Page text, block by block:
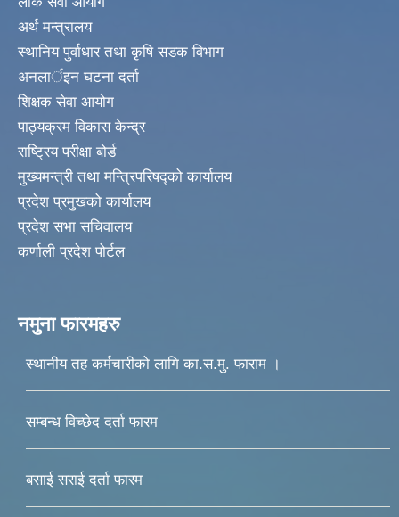
अर्थ मन्त्रालय
स्थानिय पुर्वाधार तथा कृषि सडक विभाग
अनलार्इन घटना दर्ता
शिक्षक सेवा आयोग
पाठ्यक्रम विकास केन्द्र
राष्ट्रिय परीक्षा बोर्ड
मुख्यमन्त्री तथा मन्त्रिपरिषद्को कार्यालय
प्रदेश प्रमुखको कार्यालय
प्रदेश सभा सचिवालय
कर्णाली प्रदेश पोर्टल
नमुना फारमहरु
स्थानीय तह कर्मचारीको लागि का.स.मु. फाराम ।
सम्बन्ध विच्छेद दर्ता फारम
बसाई सराई दर्ता फारम